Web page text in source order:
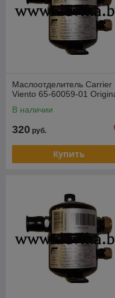
Маслоотделитель Carrier
Viento 65-60059-01
В наличии
320 руб.
Купить